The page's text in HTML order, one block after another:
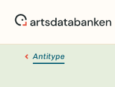
Antitype